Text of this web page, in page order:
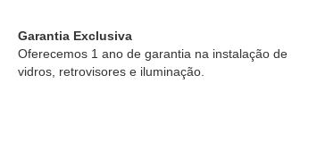
Garantia Exclusiva
Oferecemos 1 ano de garantia na instalação de
vidros, retrovisores e iluminação.